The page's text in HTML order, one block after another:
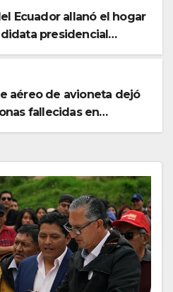
Ecuador allanó el hogar
presidencial
al caso Caja Chica
aéreo de avioneta dejó
fallecidas en
Morona Santiago